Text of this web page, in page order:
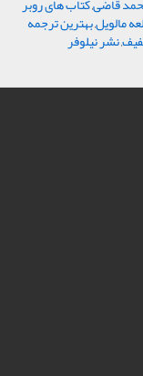
مالویل,بهترین ترجمه
,نشر نیلوفر